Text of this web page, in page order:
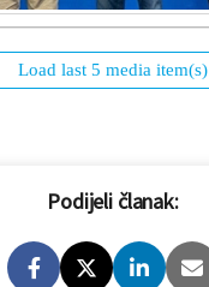
Load last 5 media item(s)
Podijeli članak: